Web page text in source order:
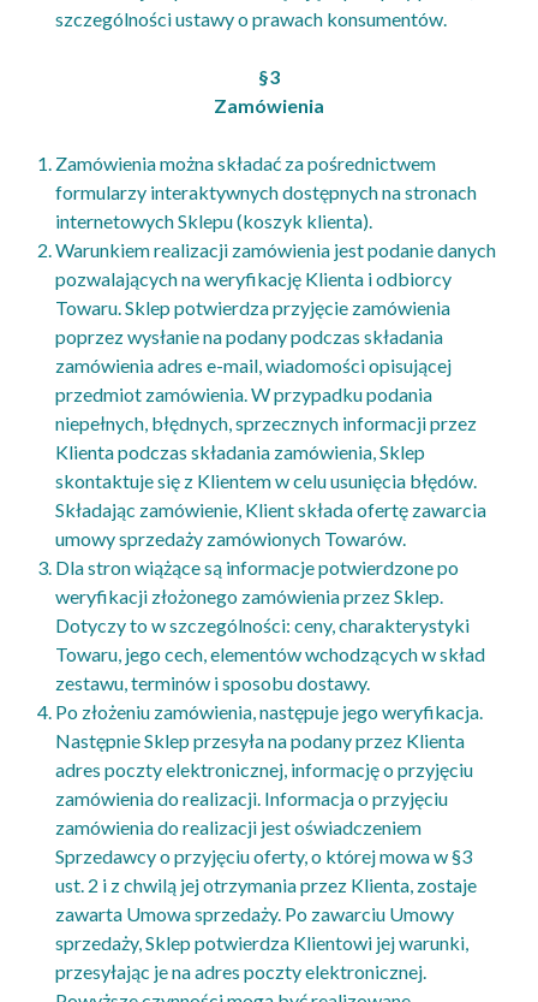
szczególności ustawy o prawach konsumentów.
§3
Zamówienia
Zamówienia można składać za pośrednictwem
formularzy interaktywnych dostępnych na stronach
internetowych Sklepu (koszyk klienta).
Warunkiem realizacji zamówienia jest podanie danych
pozwalających na weryfikację Klienta i odbiorcy
Towaru. Sklep potwierdza przyjęcie zamówienia
poprzez wysłanie na podany podczas składania
zamówienia adres e-mail, wiadomości opisującej
przedmiot zamówienia. W przypadku podania
niepełnych, błędnych, sprzecznych informacji przez
Klienta podczas składania zamówienia, Sklep
skontaktuje się z Klientem w celu usunięcia błędów.
Składając zamówienie, Klient składa ofertę zawarcia
umowy sprzedaży zamówionych Towarów.
Dla stron wiążące są informacje potwierdzone po
weryfikacji złożonego zamówienia przez Sklep.
Dotyczy to w szczególności: ceny, charakterystyki
Towaru, jego cech, elementów wchodzących w skład
zestawu, terminów i sposobu dostawy.
Po złożeniu zamówienia, następuje jego weryfikacja.
Następnie Sklep przesyła na podany przez Klienta
adres poczty elektronicznej, informację o przyjęciu
zamówienia do realizacji. Informacja o przyjęciu
zamówienia do realizacji jest oświadczeniem
Sprzedawcy o przyjęciu oferty, o której mowa w §3
ust. 2 i z chwilą jej otrzymania przez Klienta, zostaje
zawarta Umowa sprzedaży. Po zawarciu Umowy
sprzedaży, Sklep potwierdza Klientowi jej warunki,
przesyłając je na adres poczty elektronicznej.